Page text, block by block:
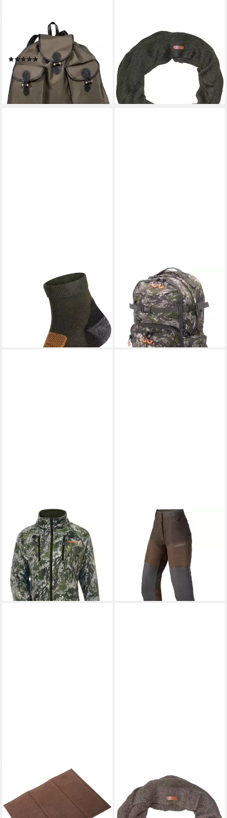
Freizeitrucksack Rucksack
Segeltuch
(1)
57,99 € UVP 74,99 €
-23%
lieferbar - in 4-5 Werktagen bei dir
Modeschal Rundschal
17,99 € UVP 49,99 €
-64%
lieferbar - in 2-3 Werktagen bei dir
Strümpfe All-Season-
Funktionssocken
19,99 €
lieferbar - in 2-3 Werktagen bei dir
PARFORCE
Freizeitrucksack
Jagdrucksack Daypack 32 l
119,99 €
lieferbar - in 2-3 Werktagen bei dir
PARFORCE
Softshelljacke Damen
Wendejacke greenSphere®
73,99 € 179,99 €
-59%
lieferbar - in 2-3 Werktagen bei dir
Cargohose Damen
Membranhose Huntex
Signature
91,99 € 199,99 €
lieferbar - in 2-3 Werktagen bei dir
Sitzkissen Sitzkissen Nadelfilz
17,99 €
27,99 €
Modeschal Rundschal
19,99 € 49,99 €
-60%